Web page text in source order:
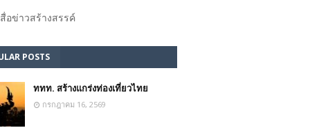
อข่าวสร้างสรรค์​
POSTS
ททท. สร้างแกร่งท่องเที่ยวไทย
กรกฎาคม 16, 2569